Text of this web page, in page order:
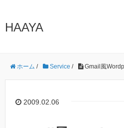
HAAYA
ホーム / Service / Gmail風
2009.02.06